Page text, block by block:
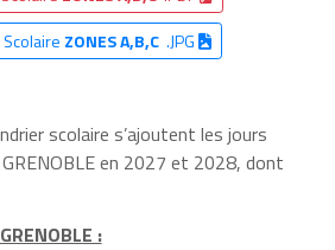
ZONES A,B,C.JPG
scolaire s’ajoutent les jours
en 2027 et 2028, dont
: